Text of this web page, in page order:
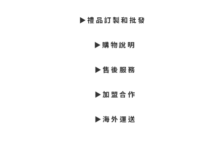
► 禮 品 訂 製 和 批 發
► 購 物 說 明
► 售 後 服 務
► 加 盟 合 作
► 海 外 運 送